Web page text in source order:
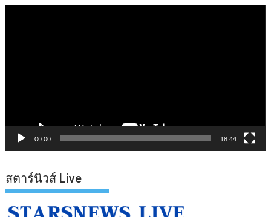
00:00 18:44
สตาร์นิวส์ Live